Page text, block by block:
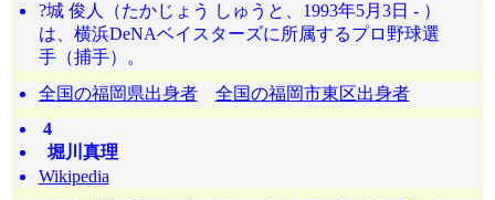
?城 俊人（たかじょう しゅうと、1993年5月3日 - ）
は、横浜DeNAベイスターズに所属するプロ野球選
手（捕手）。
全国の福岡県出身者
全国の福岡市東区出身者
4
堀川真理
Wikipedia